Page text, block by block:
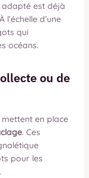
adapté est déjà
l’échelle d’une
qui
océans.
ou de
mettent en place
. Ces
pour les